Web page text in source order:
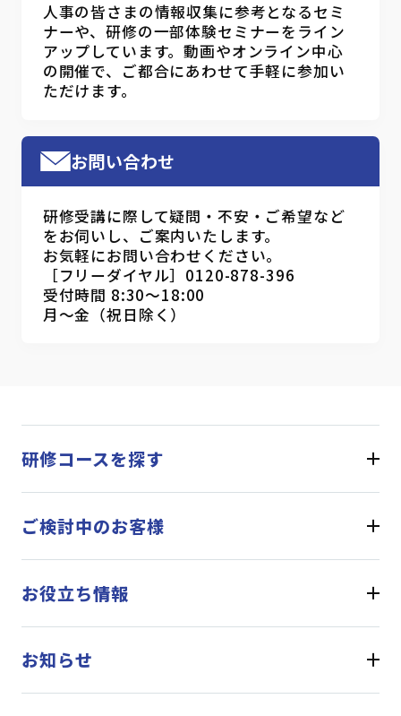
人事の皆さまの情報収集に参考となるセミ
ナーや、研修の一部体験セミナーをライン
アップしています。動画やオンライン中心
の開催で、ご都合にあわせて手軽に参加い
ただけます。
お問い合わせ
研修受講に際して疑問・不安・ご希望など
をお伺いし、ご案内いたします。
お気軽にお問い合わせください。
［フリーダイヤル］0120-878-396
受付時間 8:30～18:00
月～金（祝日除く）
研修コースを探す
ご検討中のお客様
お役立ち情報
お知らせ